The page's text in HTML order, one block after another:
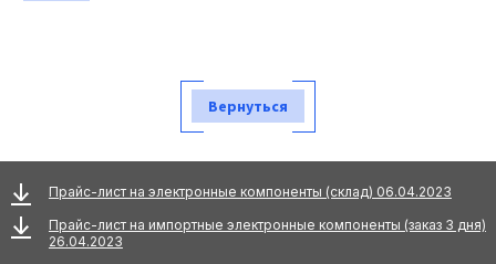
Вернуться
Прайс-лист на электронные компоненты (склад) 06.04.2023
Прайс-лист на импортные электронные компоненты (заказ 3 дня)
26.04.2023